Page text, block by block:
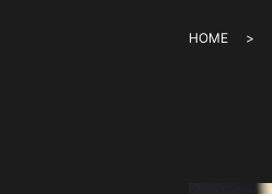
HOME